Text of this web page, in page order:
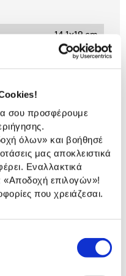
σου προσφέρουμε
όλων» και βοήθησέ
μας αποκλειστικά
Εναλλακτικά
«Αποδοχή επιλογών»!
που χρειάζεσαι.
14.1x19 cm
10x15 cm
είδαν το ίδιο